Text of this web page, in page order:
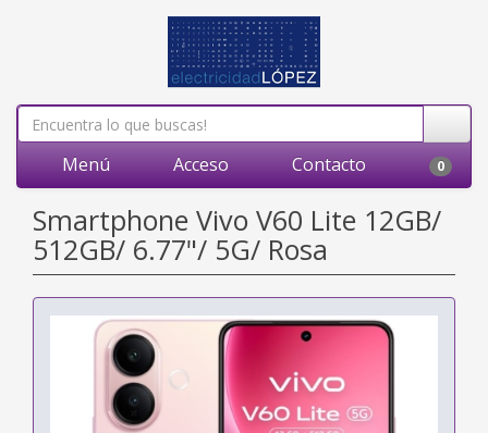
Menú Acceso Contacto 0
Smartphone Vivo V60 Lite 12GB/
512GB/ 6.77"/ 5G/ Rosa